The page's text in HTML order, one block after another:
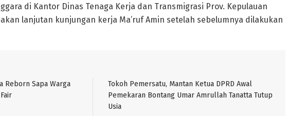
di Kantor Dinas Tenaga Kerja dan Transmigrasi Prov. Kepulauan
lanjutan kunjungan kerja Ma’ruf Amin setelah sebelumnya dilakukan
Reborn Sapa Warga
Tokoh Pemersatu, Mantan Ketua DPRD Awal
Pemekaran Bontang Umar Amrullah Tanatta Tutup
Usia